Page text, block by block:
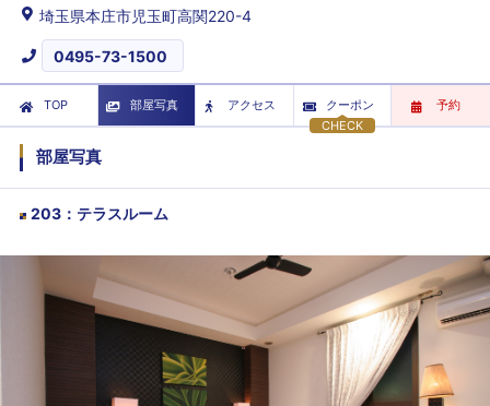
埼玉県本庄市児玉町高関220-4
0495-73-1500
TOP 部屋写真
アクセス
CHECK
クーポン 予約
部屋写真
203 ： テラスルーム